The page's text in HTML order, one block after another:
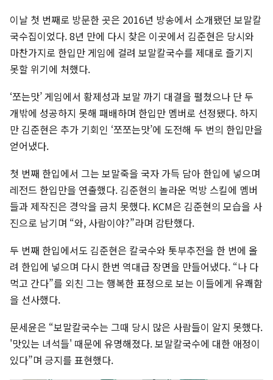
이날 첫 번째로 방문한 곳은 2016년 방송에서 소개됐던 보말칼
국수집이었다. 8년 만에 다시 찾은 이곳에서 김준현은 당시와
마찬가지로 한입만 게임에 걸려 보말칼국수를 제대로 즐기지
못할 위기에 처했다.
‘쪼는맛’ 게임에서 황제성과 보말 까기 대결을 펼쳤으나 단 두
개밖에 성공하지 못해 패배하며 한입만 멤버로 선정됐다. 하지
만 김준현은 추가 기회인 ‘쪼쪼는맛’에 도전해 두 번의 한입만을
얻어냈다.
첫 번째 한입에서 그는 보말죽을 국자 가득 담아 한입에 넣으며
레전드 한입만을 연출했다. 김준현의 놀라운 먹방 스킬에 멤버
들과 제작진은 경악을 금치 못했다. KCM은 김준현의 모습을 사
진으로 남기며 “와, 사람이야?”라며 감탄했다.
두 번째 한입에서도 김준현은 칼국수와 톳부추전을 한 번에 올
려 한입에 넣으며 다시 한번 역대급 장면을 만들어냈다. “나 다
먹고 간다”를 외친 그는 행복한 표정으로 보는 이들에게 유쾌함
을 선사했다.
문세윤은 “보말칼국수는 그때 당시 많은 사람들이 알지 못했다.
'맛있는 녀석들' 때문에 유명해졌다. 보말칼국수에 대한 애정이
있다”며 긍지를 표현했다.